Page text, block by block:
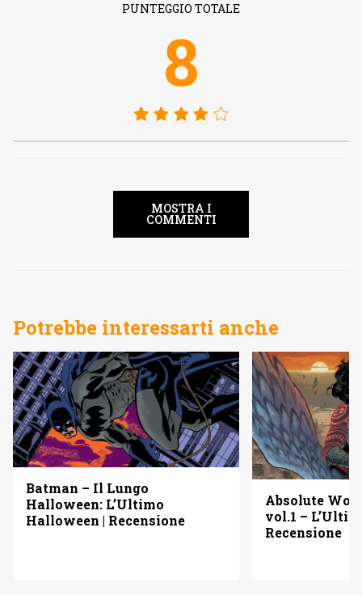
PUNTEGGIO TOTALE
8
MOSTRA I
COMMENTI
Potrebbe interessarti anche
Batman – Il Lungo
Halloween: L’Ultimo
Halloween | Recensione
Absolute
vol.1 –
Recensione